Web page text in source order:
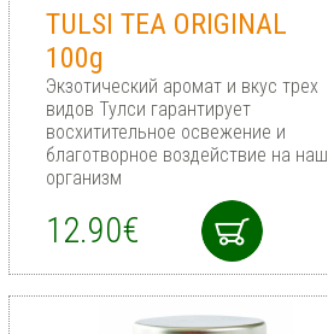
TULSI TEA ORIGINAL
100g
Экзотический аромат и вкус трех
видов Тулси гарантирует
восхитительное освежение и
благотворное воздействие на наш
организм
12.90€